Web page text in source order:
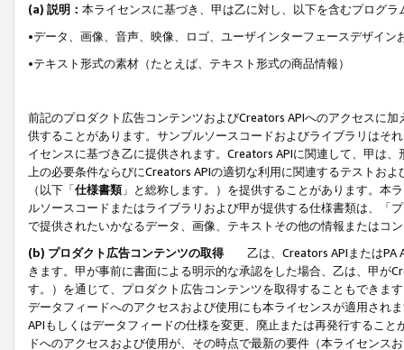
(a) 説明： 本ライセンスに基づき、甲は乙に対し、以下を含むプログ
•データ、画像、音声、映像、ロゴ、ユーザインターフェースデザイ
•テキスト形式の素材（たとえば、テキスト形式の商品情報）
前記のプロダクト広告コンテンツおよびCreators APIへのアクセスに
供することがあります。サンプルソースコードおよびライブラリはそ
イセンスに基づき乙に提供されます。Creators APIに関連して、甲は
上の必要条件ならびにCreators APIの適切な利用に関連するテストお
（以下「仕様書類」と総称します。）を提供することがあります。本
ルソースコードまたはライブラリおよび甲が提供する仕様書類は、「
で提供されたいかなるデータ、画像、テキストその他の情報またはコ
(b) プロダクト広告コンテンツの取得
乙は、Creators APIまたはPA
きます。甲が事前に書面による明示的な承認をした場合、乙は、甲が
す。）を通じて、プロダクト広告コンテンツを取得することもできま
データフィードへのアクセスおよび使用にも本ライセンスが適用され
APIもしくはデータフィードの仕様を変更、廃止または再発行するこ
ドへのアクセスおよび使用が、その時点で最新の要件（本ライセン